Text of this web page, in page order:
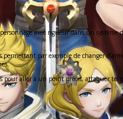
avec rigueur dans un
par exemple de changer
aller à un point précis, attaquer